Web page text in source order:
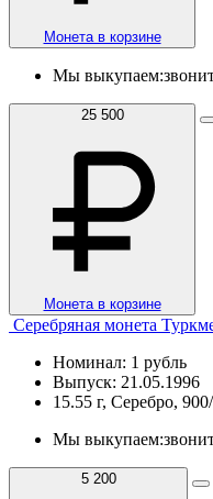
Монета в корзине
Мы выкупаем:
25 500
Монета в корзине
Серебряная монета
Номинал: 1 рубль
Выпуск: 21.05.1996
15.55 г, Серебро,
Мы выкупаем:
5 200